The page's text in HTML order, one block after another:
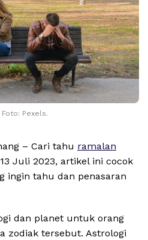
Pexels.
– Cari tahu ramalan
Juli 2023, artikel ini cocok
ingin tahu dan penasaran
dan planet untuk orang
zodiak tersebut. Astrologi